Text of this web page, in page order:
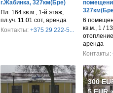
г.Жабинка, 327км(Бре)
Пл. 164 кв.м., 1-й этаж,
пл.уч. 11.01 сот, аренда
Контакты: +375 29 222-5...
6
кв.м., 1 /
аренда
Контакты:
300